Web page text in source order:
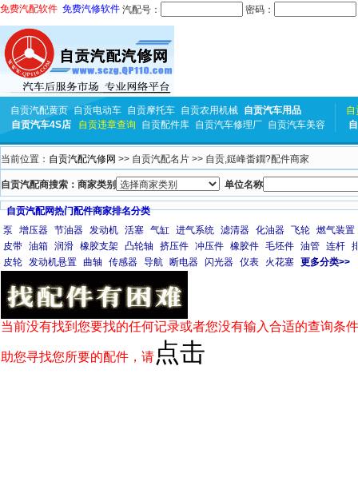
免费汽配软件 免费汽修软件 汽配号： 密码：
自贡汽配黄页 自贡电动车 自贡摩托车 自贡农用机械 自贡汽车用品
自贡汽车4S店
自贡违章查询 自贡配件库 自贡汽车修理厂 自贡汽车美容
自
当前位置： 自贡汽配汽修网 >> 自贡汽配名片 >> 自贡,鎹峰畨鐗?配件商家
自贡汽配商搜索：商家类别 单位名称
自贡汽配网热门配件商家排名分类
泵
增压器 节油器 发动机 活塞 气缸 进气系统 滤清器 化油器 飞轮 燃气装置
皮带 油箱 润滑 橡胶支架 凸轮轴 挤压件 冲压件 橡胶件 毛坯件 油管 连杆
皮轮 发动机悬置 曲轴 传感器 导航 断电器 闪光器 仪表 火花塞 更多分类>>
当前没有找到您要找的任何记录或者您没有输入合适的查询条
助您寻找您所要的配件，请 点击